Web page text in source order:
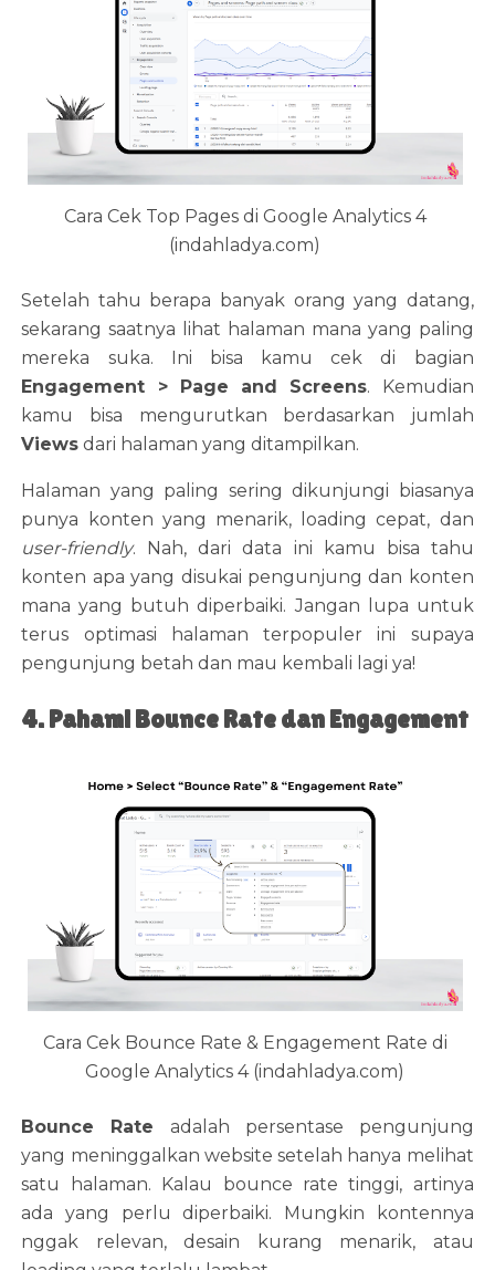
Cara Cek Top Pages di Google Analytics 4
(indahladya.com)
Setelah tahu berapa banyak orang yang datang,
sekarang saatnya lihat halaman mana yang paling
mereka suka. Ini bisa kamu cek di bagian
Engagement > Page and Screens. Kemudian
kamu bisa mengurutkan berdasarkan jumlah
Views dari halaman yang ditampilkan.
Halaman yang paling sering dikunjungi biasanya
punya konten yang menarik, loading cepat, dan
user-friendly. Nah, dari data ini kamu bisa tahu
konten apa yang disukai pengunjung dan konten
mana yang butuh diperbaiki. Jangan lupa untuk
terus optimasi halaman terpopuler ini supaya
pengunjung betah dan mau kembali lagi ya!
4. Pahami Bounce Rate dan Engagement
Cara Cek Bounce Rate & Engagement Rate di
Google Analytics 4 (indahladya.com)
Bounce Rate adalah persentase pengunjung
yang meninggalkan website setelah hanya melihat
satu halaman. Kalau bounce rate tinggi, artinya
ada yang perlu diperbaiki. Mungkin kontennya
nggak relevan, desain kurang menarik, atau